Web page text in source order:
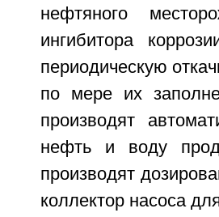
нефтяного
ингибитора
периодическую
по мере их
производят
нефть и воду
производят
коллектор насоса